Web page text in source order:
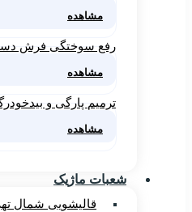
مشاهده
رفع سوختگی فرش
مشاهده
ترمیم پارگی و
مشاهده
شعبات ماژیک
قالیشویی شمال